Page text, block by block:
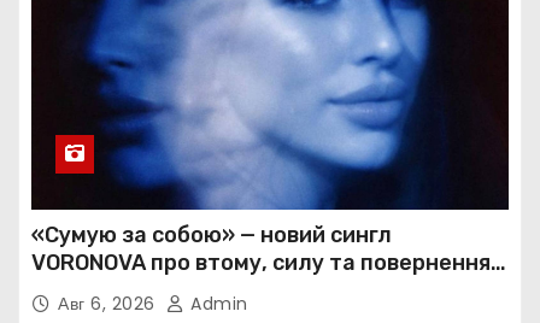
«Сумую за собою» — новий сингл
VORONOVA про втому, силу та повернення
до себе
Авг 6, 2026 Admin